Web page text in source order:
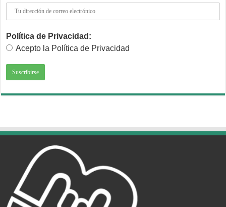
Política de Privacidad:
Acepto la Política de Privacidad